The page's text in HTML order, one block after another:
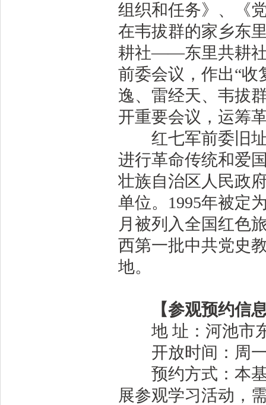
组织和任务》、《
在韦拔群的家乡东
耕社——东里共耕社
前委会议，作出“收
逸、雷经天、韦拔
开重要会议，运筹
红七军前委旧址
进行革命传统和爱
壮族自治区人民政
单位。1995年被定
月被列入全国红色
西第一批中共党史
地。
【参观预约信
地 址：河池市东
开放时间：周一
预约方式：本基
展参观学习活动，